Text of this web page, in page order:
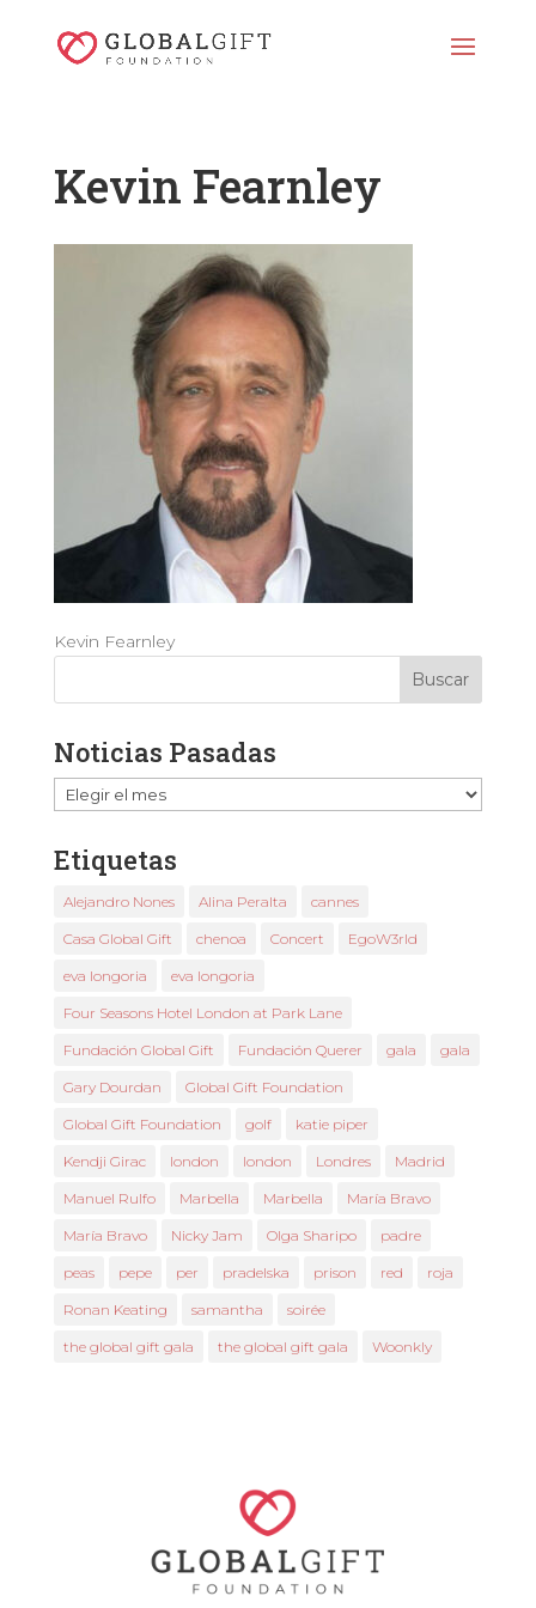
Kevin Fearnley
Kevin Fearnley
Noticias Pasadas
Noticias
Pasadas
Etiquetas
Alejandro Nones Alina Peralta cannes
Casa Global Gift chenoa Concert EgoW3rld
eva longoria eva longoria
Four Seasons Hotel London at Park Lane
Fundación Global Gift Fundación Querer gala gala
Gary Dourdan Global Gift Foundation
Global Gift Foundation golf katie piper
Kendji Girac london london Londres Madrid
Manuel Rulfo Marbella Marbella María Bravo
María Bravo Nicky Jam Olga Sharipo padre
peas pepe per pradelska prison red roja
Ronan Keating samantha soirée
the global gift gala the global gift gala Woonkly